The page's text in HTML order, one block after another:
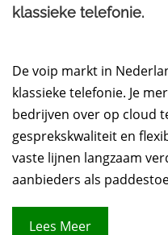
klassieke telefonie.
De voip markt in
klassieke telefonie. Je
bedrijven over op cloud
gesprekskwaliteit en
vaste lijnen langzaam
aanbieders als
Lees Meer